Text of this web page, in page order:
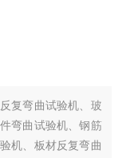
复弯曲试验机、玻
弯曲试验机、钢筋
机、板材反复弯曲